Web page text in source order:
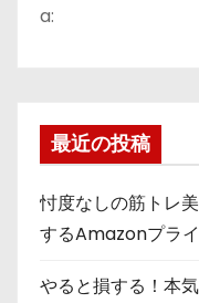
a:
最近の投稿
忖度なしの筋トレ
するAmazonプラ
やると損する！本